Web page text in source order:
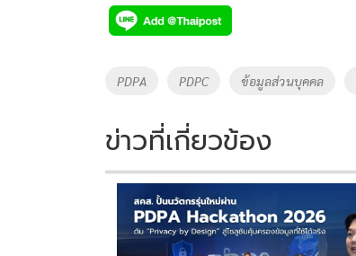
e
b
o
k
tt
er
p
y
k
Tags
PDPA PDPC ข้อมูลส่วนบุคคล
ข่าวที่เกี่ยวข้อง